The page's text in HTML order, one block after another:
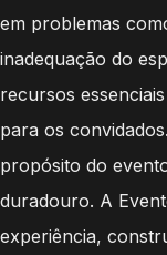
em problemas
inadequação do
recursos
para os
propósito do
duradouro. A
experiência,